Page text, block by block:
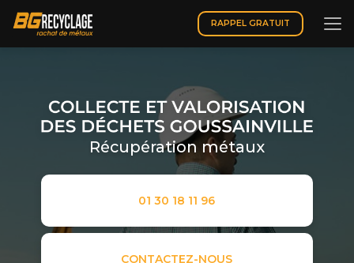
contenu
principal
RAPPEL GRATUIT
Récupération métaux
01 30 18 11 96
CONTACTEZ-NOUS